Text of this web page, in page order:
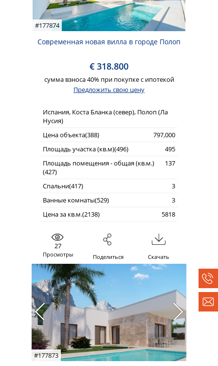
#177874
Современная новая вилла в городе Полоп
€ 318.800
сумма взноса 40% при покупке с ипотекой
Предложить свою цену
Испания, Коста Бланка (север), Полоп (Ла
Нусия)
Цена объекта(388)
797,000
Площадь участка (кв.м)(496)
495
Площадь помещения - общая (кв.м.)
(427)
137
Спальни(417)
3
Ванные комнаты(529)
3
Цена за кв.м.(2138)
5818
27
Просмотры Поделиться Скачать
#177873